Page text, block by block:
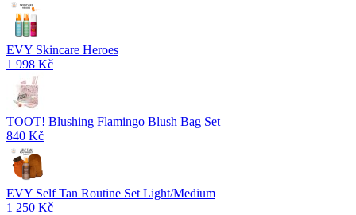
EVY Skincare Heroes
1 998 Kč
TOOT! Blushing Flamingo Blush Bag Set
840 Kč
EVY Self Tan Routine Set Light/Medium
1 250 Kč